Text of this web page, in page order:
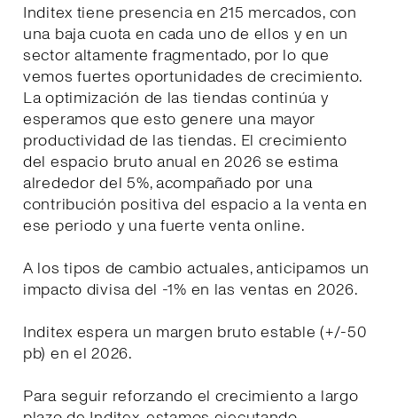
Inditex tiene presencia en 215 mercados, con
una baja cuota en cada uno de ellos y en un
sector altamente fragmentado, por lo que
vemos fuertes oportunidades de crecimiento.
La optimización de las tiendas continúa y
esperamos que esto genere una mayor
productividad de las tiendas. El crecimiento
del espacio bruto anual en 2026 se estima
alrededor del 5%, acompañado por una
contribución positiva del espacio a la venta en
ese periodo y una fuerte venta online.
A los tipos de cambio actuales, anticipamos un
impacto divisa del -1% en las ventas en 2026.
Inditex espera un margen bruto estable (+/-50
pb) en el 2026.
Para seguir reforzando el crecimiento a largo